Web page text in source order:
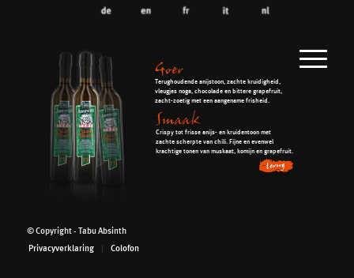
Goer
Smaak
Terughoudende anijstoon, zachte kruidigheid,
vleugjes noga, chocolade en bittere grapefruit,
zacht-zoetig met een aangename frisheid.
Crispy tot frisse anijs- en kruidentoon met
zachte scherpte van chili. Fijne en evenwel
krachtige tonen van muskaat, komijn en grapefruit.
© Copyright - Tabu Absinth
Privacyverklaring
Colofon